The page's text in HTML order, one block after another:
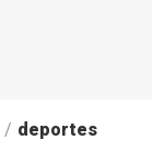
/ deportes